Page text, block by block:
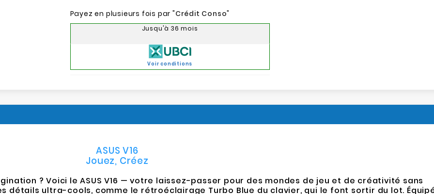
Payez en plusieurs fois par "Crédit Conso"
Jusqu'à 36 mois
Voir conditions
ASUS V16
Jouez, Créez
? Voici le ASUS V16 — votre laissez-passer pour des mondes de jeu et de créativité sans
détails ultra-cools, comme le rétroéclairage Turbo Blue du clavier, qui le font sortir du lot.